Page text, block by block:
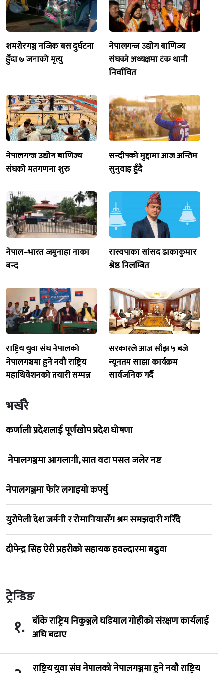
शमशेरगञ्ज नजिक बस दुर्घटना
हुँदा ७ जनाको मृत्यु
नेपालगन्ज उद्योग बाणिज्य
संघको अध्यक्षमा टंक धामी
निर्वाचित
नेपालगन्ज उद्योग बाणिज्य
संघको मतगणना शुरु
सन्दीपको मुद्दामा आज अन्तिम
सुनुवाइ हुँदै
नेपाल–भारत जमुनाहा नाका
बन्द
रास्वपाका सांसद ढाकाकुमार
श्रेष्ठ निलम्बित
राष्ट्रिय युवा संघ नेपालको
नेपालगञ्जमा हुने नवौ राष्ट्रिय
महाधिवेशनको तयारी सम्पन्न
सरकारले आज साँझ ५ बजे
न्यूनतम साझा कार्यक्रम
सार्वजनिक गर्दै
भर्खरै
कर्णाली प्रदेशलाई पूर्णखोप प्रदेश घोषणा
नेपालगञ्जमा आगलागी, सात वटा पसल जलेर नष्ट
नेपालगञ्जमा फेरि लगाइयो कर्फ्यु
युरोपेली देश जर्मनी र रोमानियासँग श्रम समझदारी गरिँदै
दीपेन्द्र सिंह ऐरी प्रहरीको सहायक हवल्दारमा बढुवा
ट्रेन्डिङ
१. बाँके राष्ट्रिय निकुञ्जले घडियाल गोहीको संरक्षण कार्यलाई
अघि बढाए
राष्ट्रिय युवा संघ नेपालको नेपालगञ्जमा हुने नवौ राष्ट्रिय